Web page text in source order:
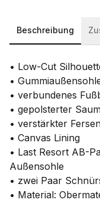
Beschreibung
• Low-Cut
•
• verbundenes
• gepolsterter
• verstärkter
• Canvas Lining
• Last Resort AB-
Außensohle
• zwei Paar
• Material: